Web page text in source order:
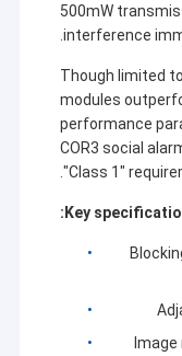
500mW
interference
Though limited
modules
performance
COR3 social
"Class 1"
Key